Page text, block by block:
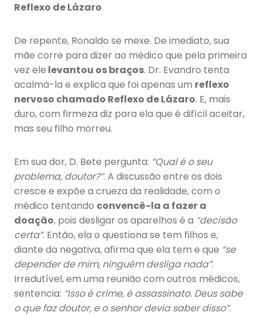
Reflexo de Lázaro
De repente, Ronaldo se mexe. De imediato, sua
mãe corre para dizer ao médico que pela primeira
vez ele levantou os braços. Dr. Evandro tenta
acalmá-la e explica que foi apenas um reflexo
nervoso chamado Reflexo de Lázaro. E, mais
duro, com firmeza diz para ela que é difícil aceitar,
mas seu filho morreu.
Em sua dor, D. Bete pergunta: “Qual é o seu
problema, doutor?”. A discussão entre os dois
cresce e expõe a crueza da realidade, com o
médico tentando convencê-la a fazer a
doação, pois desligar os aparelhos é a “decisão
certa”. Então, ela o questiona se tem filhos e,
diante da negativa, afirma que ela tem e que “se
depender de mim, ninguém desliga nada”.
Irredutível, em uma reunião com outros médicos,
sentencia: “Isso é crime, é assassinato. Deus sabe
o que faz doutor, e o senhor devia saber disso”.